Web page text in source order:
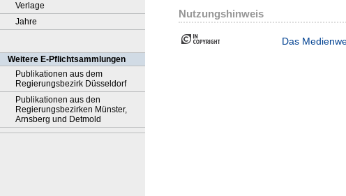
Verlage
Jahre
Weitere E-Pflichtsammlungen
Publikationen aus dem
Regierungsbezirk Düsseldorf
Publikationen aus den
Regierungsbezirken Münster,
Arnsberg und Detmold
Nutzungshinweis
Das